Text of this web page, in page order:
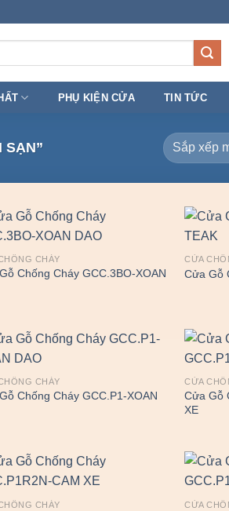
PHỤ KIỆN CỬA TIN TỨC
SẠN”
CHÁY
Chống Cháy GCC.3BO-XOAN
CỬA
Cửa Gỗ
CHÁY
Chống Cháy GCC.P1-XOAN
CỬA
Cửa Gỗ
XE
CHÁY CỬA